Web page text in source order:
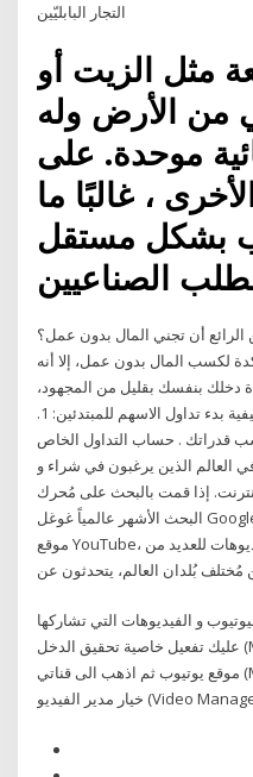
التجار البابليّين
مثل الزيت أو
من الأرض وله
موحدة. على
، غالبًا ما
بشكل مستقل
أن تجني المال بدون عمل؟
لكسب المال بدون عمل، إلا أنه
دخلك بنفسك بقليل من المجهود،
وأحيانًا بدون بذل أي جهد فيما يلي كيفية بدء تداول الاسهم للمبتدئين: 1.
قدراتك . حساب التداول الخاص
العالم الذين يرغبون في شراء و
إذا قمت بالبحث على مُحرك
البحث الأشهر عالمياً غوغل Google عن تجارة الفوركس أو استخدمت
موقع YouTube، فستظهر لك العديد من المواقع والفيديوهات للعديد من
بُلدان العالم، يتحدثون عن
و الفيديوهات التي تشاركها
عليك تفعيل خاصية تحقيق الدخل (Monetization), من خلال الذهاب الى
موقع يوتيوب ثم اذهب الى قناتي (My Channel), و اختر من أعلى الصفحة